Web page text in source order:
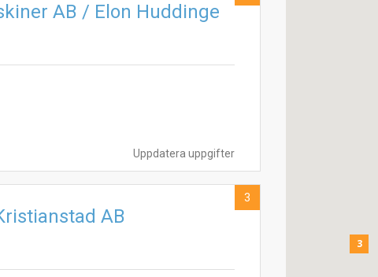
Uppdatera uppgifter
AB / Elon Huddinge
AB
3
3